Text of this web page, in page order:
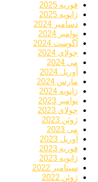
فوریه 2025
ژانویه 2025
دسامبر 2024
نوامبر 2024
آگوست 2024
جولای 2024
می 2024
آوریل 2024
مارس 2024
ژانویه 2024
نوامبر 2023
جولای 2023
ژوئن 2023
می 2023
آوریل 2023
فوریه 2023
ژانویه 2023
سپتامبر 2022
ژوئن 2022